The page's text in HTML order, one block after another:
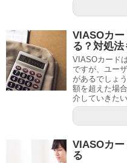
VIASOカ
る？対処法
VIASOカード
ですが、ユー
があるでしょ
額を超えた場
介していきた
VIASOカ
る